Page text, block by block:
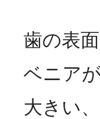
歯の表
ベニア
大きい